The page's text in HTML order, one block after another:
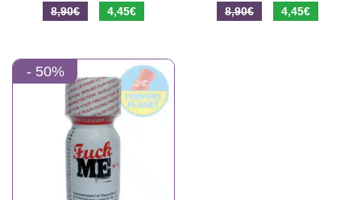
8,90€
Le
était :
8,90€.
4,45€
est :
4,45€.
8,90€
Le4,45€
- 50%